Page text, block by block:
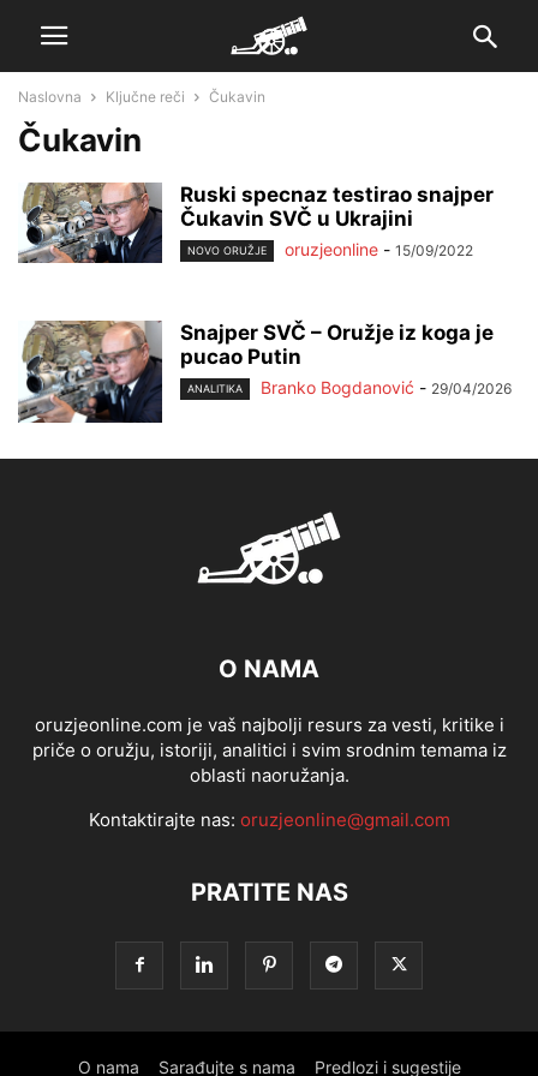
Naslovna Ključne reči Čukavin
Čukavin
Ruski specnaz testirao snajper
Čukavin SVČ u Ukrajini
NOVO ORUŽJE oruzjeonline - 15/09/2022
Snajper SVČ – Oružje iz koga je
pucao Putin
ANALITIKA Branko Bogdanović - 29/04/2026
O NAMA
oruzjeonline.com je vaš najbolji resurs za vesti, kritike i
priče o oružju, istoriji, analitici i svim srodnim temama iz
oblasti naoružanja.
Kontaktirajte nas: oruzjeonline@gmail.com
PRATITE NAS
O nama Sarađujte s nama Predlozi i sugestije